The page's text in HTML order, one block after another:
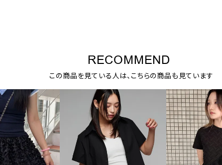
RECOMMEND
この商品を見ている人は、こちらの商品も見ています